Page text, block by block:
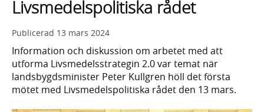
Livsmedelspolitiska rådet
Publicerad 13 mars 2024
Information och diskussion om arbetet med att
utforma Livsmedelsstrategin 2.0 var temat när
landsbygdsminister Peter Kullgren höll det första
mötet med Livsmedelspolitiska rådet den 13 mars.